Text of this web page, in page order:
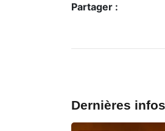
Partager :
Dernières infos